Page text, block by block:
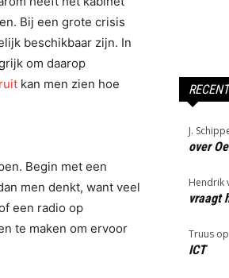
Bij een grote crisis
beschikbaar zijn. In
om daarop
kan men zien hoe
Begin met een
men denkt, want veel
een radio op
te maken om ervoor
J.
over
Hendrik
vraagt
Truus op
ICT